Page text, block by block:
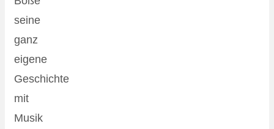
seine
ganz
eigene
Geschichte
mit
Musik